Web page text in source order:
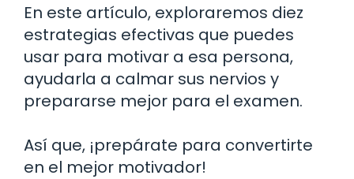
En este artículo, exploraremos diez
estrategias efectivas que puedes
usar para motivar a esa persona,
ayudarla a calmar sus nervios y
prepararse mejor para el examen.
Así que, ¡prepárate para convertirte
en el mejor motivador!